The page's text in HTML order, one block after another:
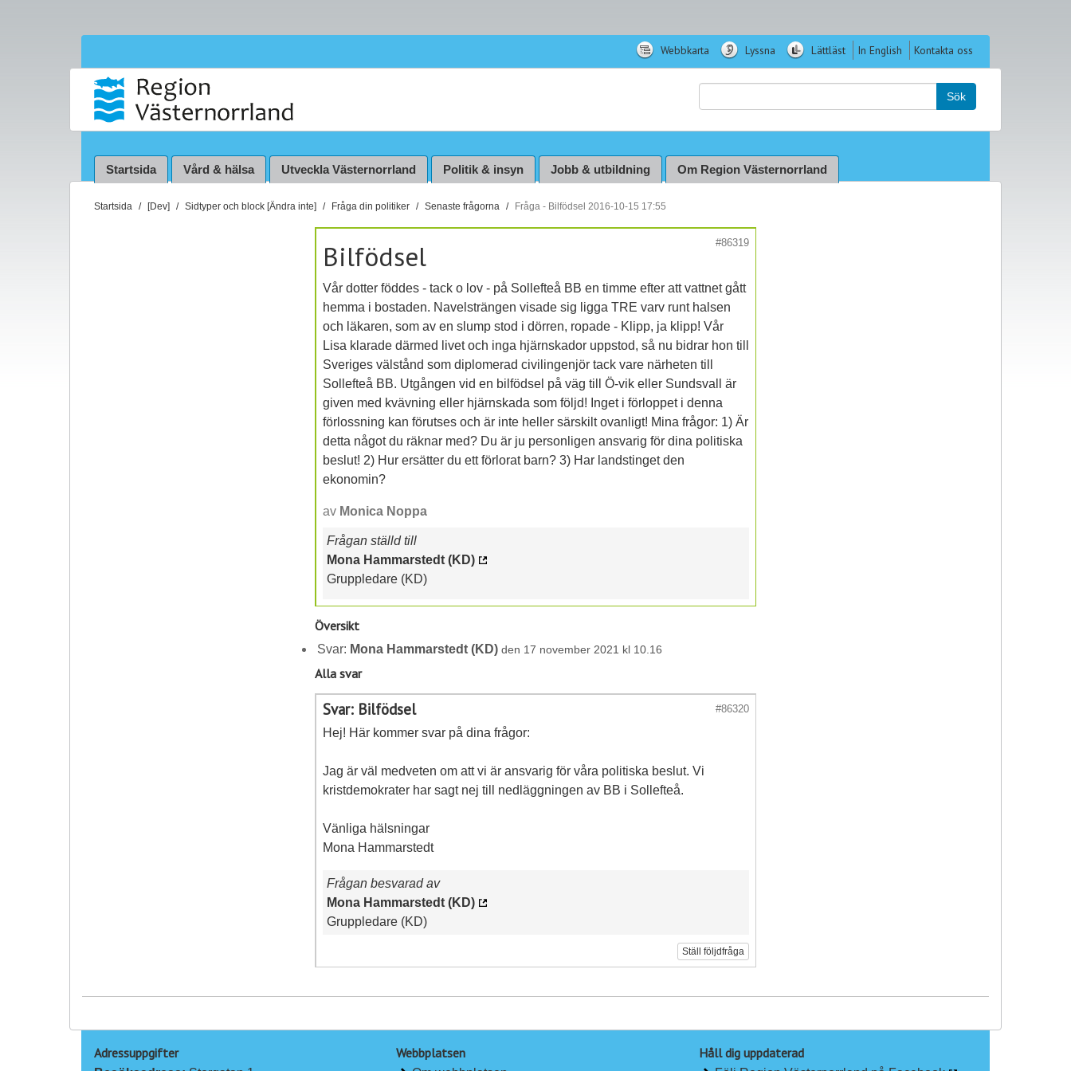
Webbkarta Lyssna Lättläst In English Kontakta oss
Sök
Startsida Vård & hälsa Utveckla Västernorrland Politik & insyn Jobb & utbildning Om Region Västernorrland
D
Startsida [Dev] Sidtyper och block [Ändra inte] Fråga din politiker Senaste frågorna Fråga - Bilfödsel 2016-10-15 17:55
#86319
Bilfödsel
Vår dotter föddes - tack o lov - på Sollefteå BB en timme efter att vattnet gått
hemma i bostaden. Navelsträngen visade sig ligga TRE varv runt halsen
och läkaren, som av en slump stod i dörren, ropade - Klipp, ja klipp! Vår
Lisa klarade därmed livet och inga hjärnskador uppstod, så nu bidrar hon till
Sveriges välstånd som diplomerad civilingenjör tack vare närheten till
Sollefteå BB. Utgången vid en bilfödsel på väg till Ö-vik eller Sundsvall är
given med kvävning eller hjärnskada som följd! Inget i förloppet i denna
förlossning kan förutses och är inte heller särskilt ovanligt! Mina frågor: 1) Är
detta något du räknar med? Du är ju personligen ansvarig för dina politiska
beslut! 2) Hur ersätter du ett förlorat barn? 3) Har landstinget den
ekonomin?
av Monica Noppa
Frågan ställd till
Mona Hammarstedt (KD)
Gruppledare (KD)
Översikt
Svar: Mona Hammarstedt (KD) den 17 november 2021 kl 10.16
Alla svar
#86320
Svar: Bilfödsel
Hej! Här kommer svar på dina frågor:
Jag är väl medveten om att vi är ansvarig för våra politiska beslut. Vi
kristdemokrater har sagt nej till nedläggningen av BB i Sollefteå.
Vänliga hälsningar
Mona Hammarstedt
Frågan besvarad av
Mona Hammarstedt (KD)
Gruppledare (KD)
Ställ följdfråga
Adressuppgifter Webbplatsen Håll dig uppdaterad